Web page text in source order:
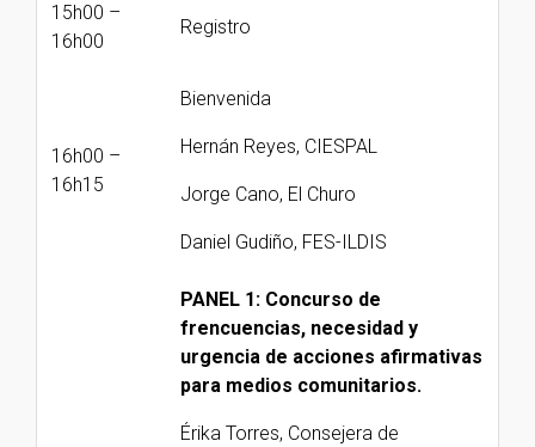
15h00 –
16h00
Registro
16h00 –
16h15
Bienvenida
Hernán Reyes, CIESPAL
Jorge Cano, El Churo
Daniel Gudiño, FES-ILDIS
PANEL 1: Concurso de
frencuencias, necesidad y
urgencia de acciones afirmativas
para medios comunitarios.
Érika Torres, Consejera de